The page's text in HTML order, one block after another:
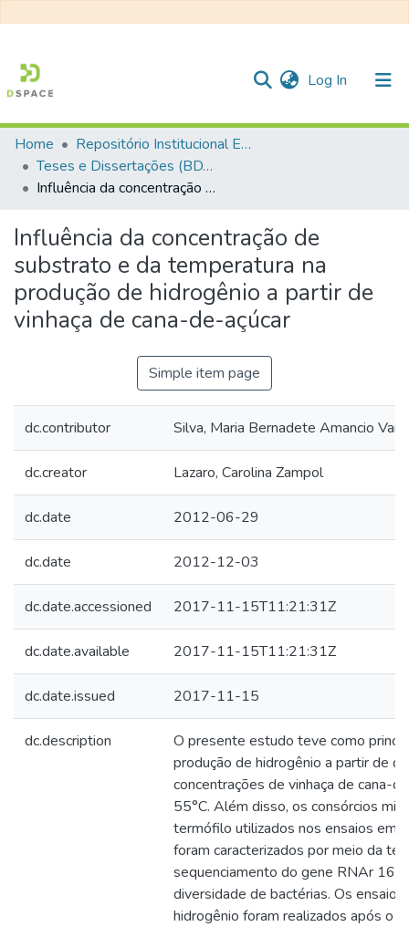
Log In (current)
Communities & Collections
All of DSpace
Statistics
Home
Repositório Institucional EESC
Teses e Dissertações (BDTD USP)
Influência da concentração de substrato e da temperatura na produção de hidrogênio a partir de vinhaça de cana-de-açúcar
Influência da concentração de
substrato e da temperatura na
produção de hidrogênio a partir de
vinhaça de cana-de-açúcar
Simple item page
dc.contributor Silva, Maria Bernadete Amancio
dc.creator Lazaro, Carolina Zampol
dc.date 2012-06-29
dc.date 2012-12-03
dc.date.accessioned 2017-11-15T11:21:31Z
dc.date.available 2017-11-15T11:21:31Z
dc.date.issued 2017-11-15
dc.description
O presente estudo teve como
produção de hidrogênio a partir de
concentrações de vinhaça de cana-
55°C. Além disso, os consórcios
termófilo utilizados nos ensaios em
foram caracterizados por meio da
sequenciamento do gene RNAr 16S
diversidade de bactérias. Os
hidrogênio foram realizados após o